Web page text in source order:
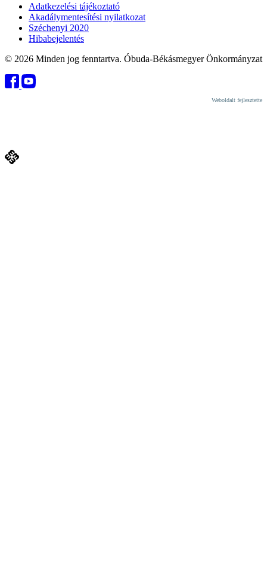
Adatkezelési tájékoztató
Akadálymentesítési nyilatkozat
Széchenyi 2020
Hibabejelentés
© 2026 Minden jog fenntartva. Óbuda-Békásmegyer Önkormányzat
Weboldalt fejlesztette